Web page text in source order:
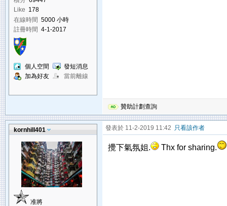
Like 178
在線時間 5000 小時
註冊時間 4-1-2017
個人空間
發短消息
加為好友
當前離線
贊助計劃查詢
kornhill401
准將
發表於 11-2-2019 11:42 只看該作者
攪下氣氛姐. Thx for sharing.